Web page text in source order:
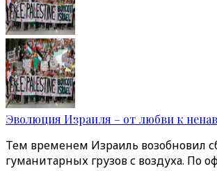
Эволюция Израиля – от любви к
Тем временем Израиль возобновил
гуманитарных грузов с воздуха. По